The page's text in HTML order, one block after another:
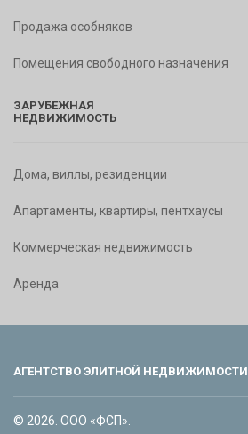
Продажа особняков
Помещения свободного назначения
ЗАРУБЕЖНАЯ
НЕДВИЖИМОСТЬ
Дома, виллы, резиденции
Апартаменты, квартиры, пентхаусы
Коммерческая недвижимость
Аренда
АГЕНТСТВО ЭЛИТНОЙ НЕДВИЖИМОСТИ
© 2026. ООО «ФСП».